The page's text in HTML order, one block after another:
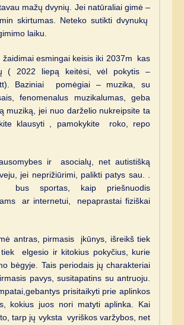
mažų dvynių. Jei natūraliai gimė –
skirtumas. Neteko sutikti dvynukų
laiku.
žaidimai esmingai keisis iki 2037m kas
( 2022 liepą keitėsi, vėl pokytis –
Baziniai pomėgiai – muzika, su
fenomenalus muzikalumas, geba
muziką, jei nuo darželio nukreipsite ta
klausyti , pamokykite roko, repo
ir asocialų, net autistišką
jei neprižiūrimi, palikti patys sau. .
sportas, kaip priešnuodis
ar internetui, nepaprastai fiziškai
antras, pirmasis įkūnys, išreikš tiek
tiek elgesio ir kitokius pokyčius, kurie
bėgyje. Tais periodais jų charakteriai
pavys, susitapatins su antruoju.
prisitaikyti prie aplinkos
kokius juos nori matyti aplinka. Kai
tarp jų vyksta vyriškos varžybos, net